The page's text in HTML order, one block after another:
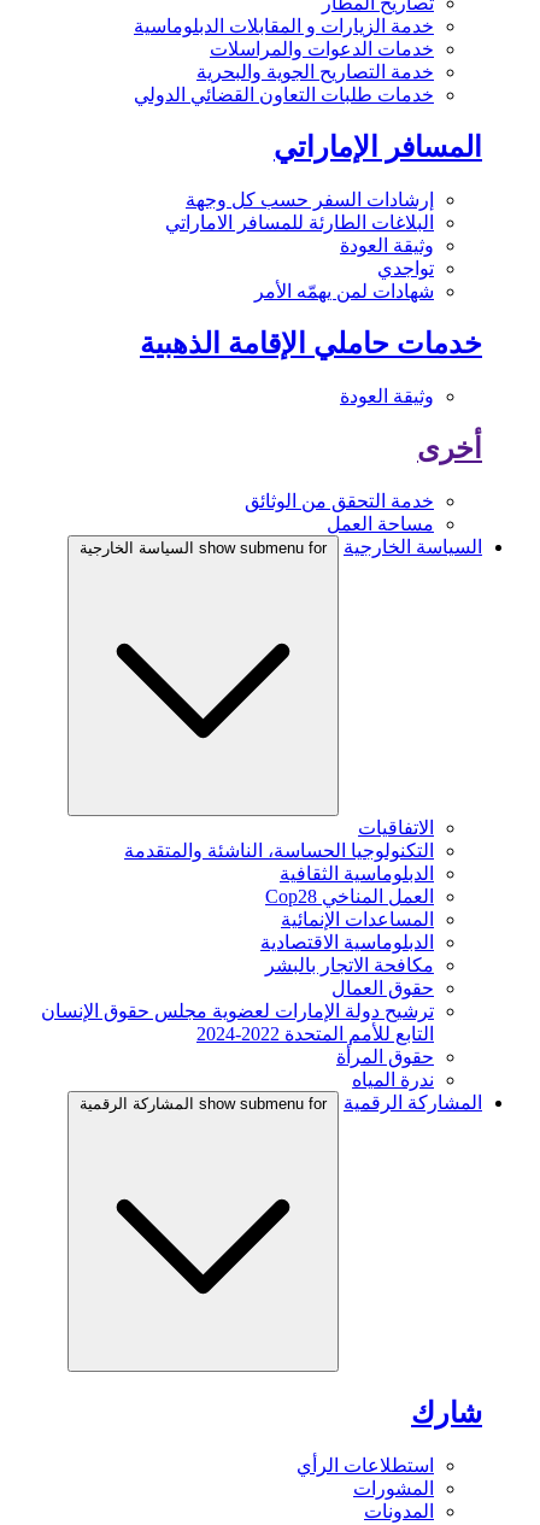
خدمة الزيارات و المقابلات الدبلوماسية
خدمات الدعوات والمراسلات
خدمة التصاريح الجوية والبحرية
خدمات طلبات التعاون القضائي الدولي
المسافر الإماراتي
إرشادات السفر حسب كل وجهة
البلاغات الطارئة للمسافر الاماراتي
وثيقة العودة
تواجدي
شهادات لمن يهمّه الأمر
خدمات حاملي الإقامة الذهبية
وثيقة العودة
أخرى
خدمة التحقق من الوثائق
مساحة العمل
السياسة الخارجية
show submenu for السياسة الخارجية
الاتفاقيات
التكنولوجيا الحساسة، الناشئة والمتقدمة
الدبلوماسية الثقافية
العمل المناخي Cop28
المساعدات الإنمائية
الدبلوماسية الاقتصادية
مكافحة الاتجار بالبشر
حقوق العمال
ترشيح دولة الإمارات لعضوية مجلس حقوق الإنسان
التابع للأمم المتحدة 2022-2024
حقوق المرأة
ندرة المياه
المشاركة الرقمية
show submenu for المشاركة الرقمية
شارك
استطلاعات الرأي
المشورات
المدونات